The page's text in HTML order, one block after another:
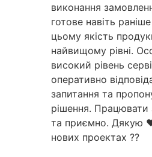
виконання
готове навіть
цьому якість
найвищому рівні.
високий рівень
оперативно
запитання та
рішення. Працювати
та приємно. Дякую
нових проектах ??